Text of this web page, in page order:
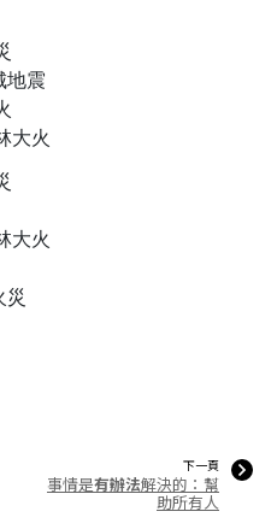
地震
大火
大火
下一頁
事情是有辦法解決的：幫
助所有人